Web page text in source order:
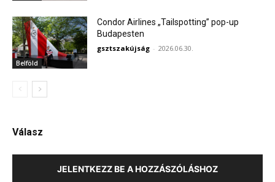
Belföld
Condor Airlines „Tailspotting” pop-up
Budapesten
gsztszakújság - 2026.06.30.
Válasz
JELENTKEZZ BE A HOZZÁSZÓLÁSHOZ